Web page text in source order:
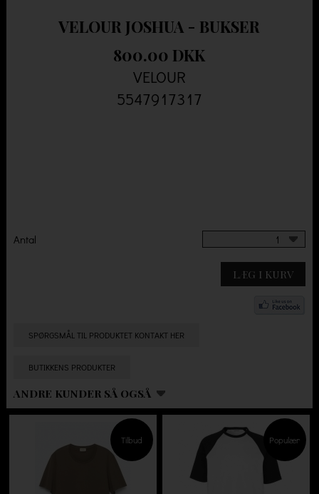
VELOUR JOSHUA - BUKSER
800.00 DKK
VELOUR
5547917317
Antal 1
LÆG I KURV
SPØRGSMÅL TIL PRODUKTET KONTAKT HER
BUTIKKENS PRODUKTER
ANDRE KUNDER SÅ OGSÅ
Tilbud Populær